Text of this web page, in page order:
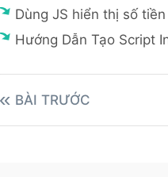
Dùng JS hiển thị số
Hướng Dẫn Tạo Script
BÀI TRƯỚC